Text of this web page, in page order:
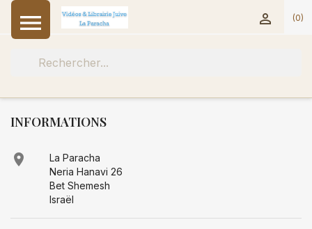
 (0)

INFORMATIONS

La Paracha
Neria Hanavi 26
Bet Shemesh
Israël